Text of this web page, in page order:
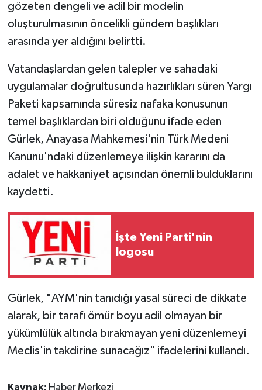
gözeten dengeli ve adil bir modelin
oluşturulmasının öncelikli gündem başlıkları
arasında yer aldığını belirtti.
Vatandaşlardan gelen talepler ve sahadaki
uygulamalar doğrultusunda hazırlıkları süren Yargı
Paketi kapsamında süresiz nafaka konusunun
temel başlıklardan biri olduğunu ifade eden
Gürlek, Anayasa Mahkemesi'nin Türk Medeni
Kanunu'ndaki düzenlemeye ilişkin kararını da
adalet ve hakkaniyet açısından önemli bulduklarını
kaydetti.
İşte Yeni Parti'nin
logosu
Gürlek, "AYM'nin tanıdığı yasal süreci de dikkate
alarak, bir tarafı ömür boyu adil olmayan bir
yükümlülük altında bırakmayan yeni düzenlemeyi
Meclis'in takdirine sunacağız" ifadelerini kullandı.